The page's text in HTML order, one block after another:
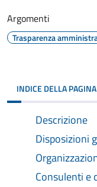
Argomenti
Trasparenza
INDICE DELLA PAGINA
Descrizione
Disposizioni
Consulenti e